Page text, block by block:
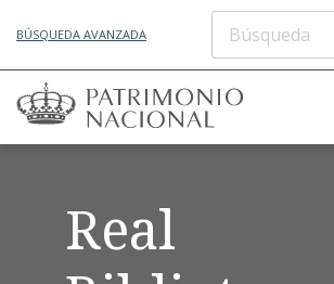
BÚSQUEDA AVANZADA
Real